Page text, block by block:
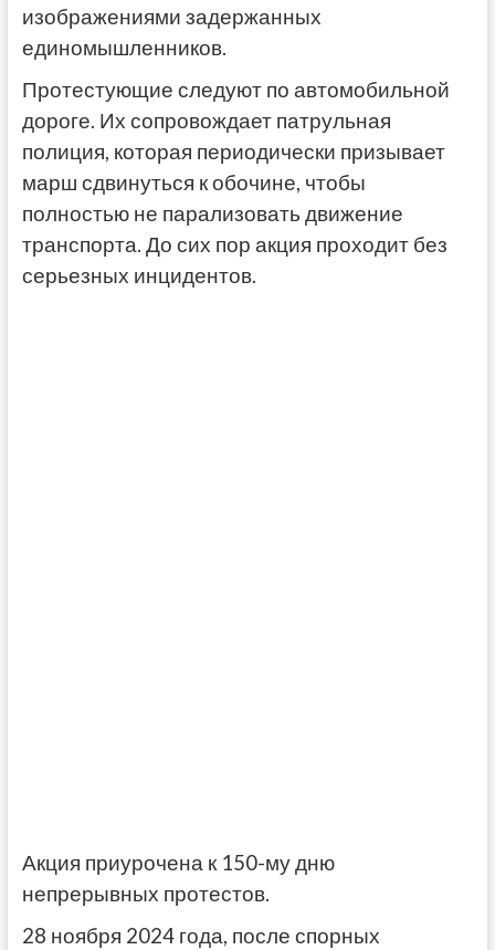
изображениями задержанных
единомышленников.
Протестующие следуют по автомобильной
дороге. Их сопровождает патрульная
полиция, которая периодически призывает
марш сдвинуться к обочине, чтобы
полностью не парализовать движение
транспорта. До сих пор акция проходит без
серьезных инцидентов.
Акция приурочена к 150-му дню
непрерывных протестов.
28 ноября 2024 года, после спорных